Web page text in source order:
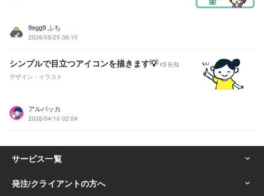
9egg9 ふち
2026/05/25 06:10
シンプルで目立つアイコンを描きます💡
告知
デザイン・イラスト
アルパッカ
2026/04/10 02:04